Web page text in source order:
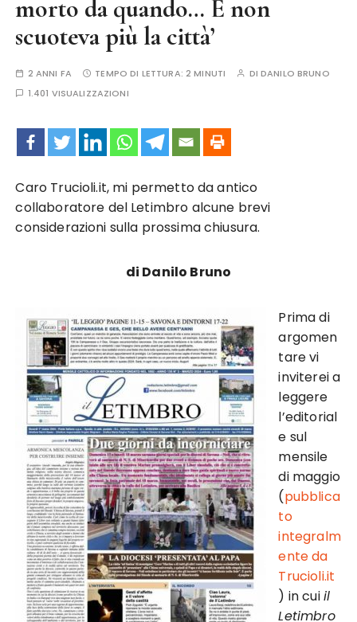
morto da quando… E non
scuoteva più la città’
2 ANNI FA TEMPO DI LETTURA:2 MINUTI DI DANILO BRUNO
1.401 VISUALIZZAZIONI
Caro Trucioli.it, mi permetto da antico
collaboratore del Letimbro alcune brevi
considerazioni sulla prossima chiusura.
di Danilo Bruno
Prima di
argomen
tare vi
inviterei a
leggere
l’editorial
e sul
mensile
di maggio
(pubblica
to
integralm
ente da
Trucioli.it
) in cuiil
Letimbro